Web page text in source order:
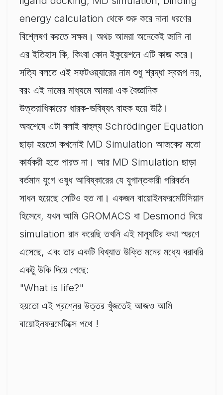
energy calculation থেকে শুরু করে নানা ধরণের
বিশ্লেষণ করতে সক্ষম। অথচ আমরা অনেকেই জানি না
এর ইতিহাস কি, কিংবা কোন ইকুয়েশনে এটি কাজ করে।
সত্যি বলতে এই সফটওয়্যারের নাম শুধু শ্রদ্ধা স্বরূপ নয়,
বরং এই নামের মাধ্যমে আমরা এক বৈজ্ঞানিক
উত্তরাধিকারের ধারক-ভবিষ্যৎ বাহক হয়ে উঠি।
অবশেষে এটা বলাই বাহুল্য Schrödinger Equation
ছাড়া হয়তো কখনোই MD Simulation আজকের মতো
কার্যকরী হতে পারত না। আর MD Simulation ছাড়া
বর্তমান যুগে ওষুধ আবিষ্কারের যে যুগান্তকারী পরিবর্তন
সাধন হয়েছে সেটিও হত না। একজন বায়োইনফরমেটিসিয়ান
হিসেবে, যখন আমি GROMACS বা Desmond দিয়ে
simulation রান করেছি তখনি এই মানুষটির কথা স্মরণে
এসেছে, এবং তার একটি বিখ্যাত উক্তি মনের মধ্যে বরাবরি
একটু উকি দিয়ে গেছে:
"What is life?"
হয়তো এই প্রশ্নের উত্তর খুঁজতেই আজও আমি
বায়োইনফরমেটিক্সে পথে !